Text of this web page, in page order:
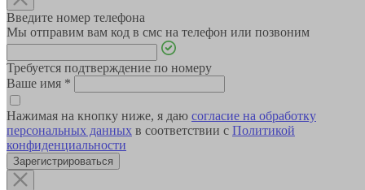
Введите номер телефона
Мы отправим вам код в смс на телефон или позвоним
Требуется подтверждение по номеру
Ваше имя *
Нажимая на кнопку ниже, я даю согласие на обработку
персональных данных в соответствии с Политикой
конфиденциальности
Зарегистрироваться